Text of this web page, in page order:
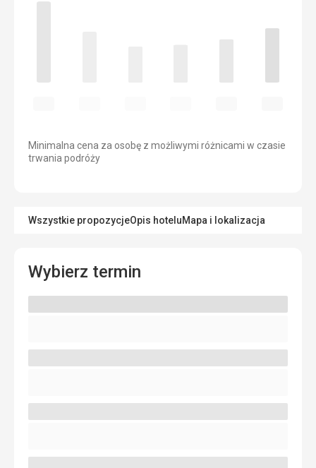
Minimalna cena za osobę z możliwymi różnicami w czasie
trwania podróży
Wszystkie propozycjeOpis hoteluMapa i lokalizacja
Wybierz termin